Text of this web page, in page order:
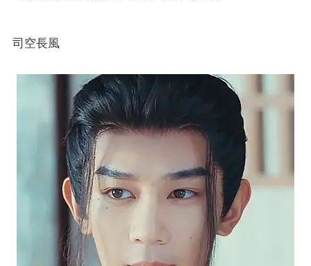
司空長風